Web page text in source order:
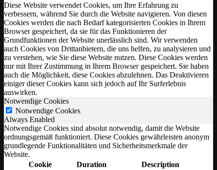
Diese Website verwendet Cookies, um Ihre Erfahrung zu
verbessern, während Sie durch die Website navigieren. Von diesen
Cookies werden die nach Bedarf kategorisierten Cookies in Ihrem
Browser gespeichert, da sie für das Funktionieren der
Grundfunktionen der Website unerlässlich sind. Wir verwenden
auch Cookies von Drittanbietern, die uns helfen, zu analysieren und
zu verstehen, wie Sie diese Website nutzen. Diese Cookies werden
nur mit Ihrer Zustimmung in Ihrem Browser gespeichert. Sie haben
auch die Möglichkeit, diese Cookies abzulehnen. Das Deaktivieren
einiger dieser Cookies kann sich jedoch auf Ihr Surferlebnis
auswirken.
Notwendige Cookies
Notwendige Cookies
Always Enabled
Notwendige Cookies sind absolut notwendig, damit die Website
ordnungsgemäß funktioniert. Diese Cookies gewährleisten anonym
grundlegende Funktionalitäten und Sicherheitsmerkmale der
Website.
Cookie
Duration Description